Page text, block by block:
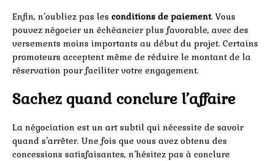
Enfin, n’oubliez pas les conditions de paiement. Vous
pouvez négocier un échéancier plus favorable, avec des
versements moins importants au début du projet. Certains
promoteurs acceptent même de réduire le montant de la
réservation pour faciliter votre engagement.
Sachez quand conclure l’affaire
La négociation est un art subtil qui nécessite de savoir
quand s’arrêter. Une fois que vous avez obtenu des
concessions satisfaisantes, n’hésitez pas à conclure